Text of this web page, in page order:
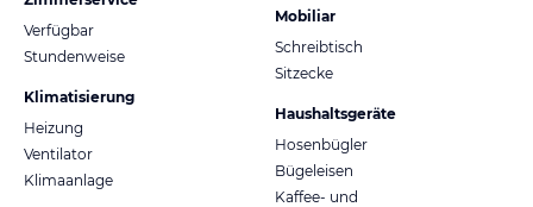
Verfügbar
Stundenweise
Klimatisierung
Heizung
Ventilator
Klimaanlage
Mobiliar
Schreibtisch
Sitzecke
Haushaltsgeräte
Hosenbügler
Bügeleisen
Kaffee- und